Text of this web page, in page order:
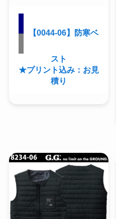
【0044-06】防寒ベ
スト
★プリント込み：お見
積り